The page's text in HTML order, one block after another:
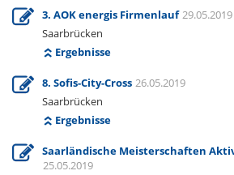
3. AOK energis Firmenlauf29.05.2019
Saarbrücken
Ergebnisse
8. Sofis-City-Cross 26.05.2019
Saarbrücken
Ergebnisse
Saarländische Meisterschaften
25.05.2019